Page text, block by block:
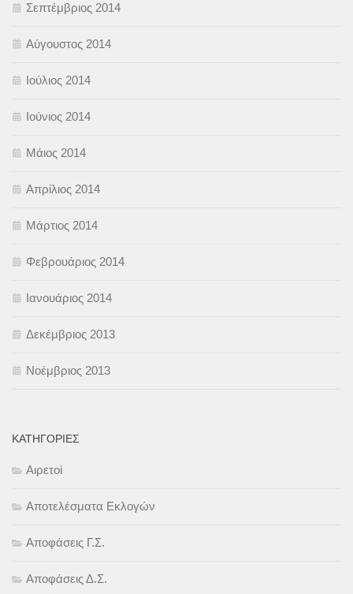
Σεπτέμβριος 2014
Αύγουστος 2014
Ιούλιος 2014
Ιούνιος 2014
Μάιος 2014
Απρίλιος 2014
Μάρτιος 2014
Φεβρουάριος 2014
Ιανουάριος 2014
Δεκέμβριος 2013
Νοέμβριος 2013
KΑΤΗΓΟΡΊΕΣ
Αιρετοί
Αποτελέσματα Εκλογών
Αποφάσεις Γ.Σ.
Αποφάσεις Δ.Σ.